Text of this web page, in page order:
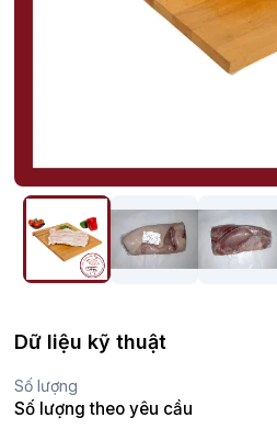
Dữ liệu kỹ thuật
Số lượng
Số lượng theo yêu cầu